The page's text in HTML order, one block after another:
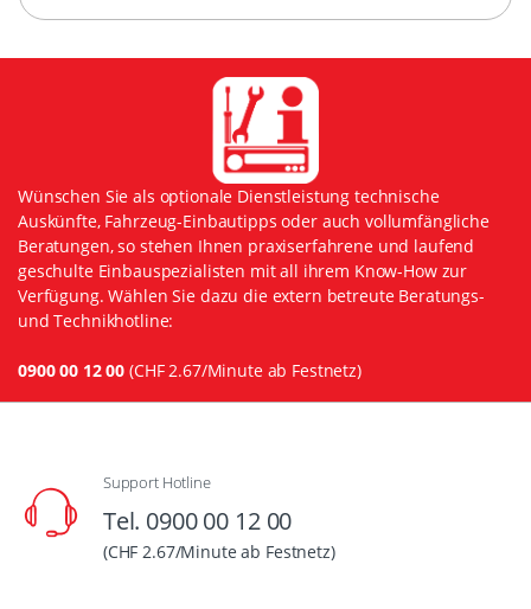
Wünschen Sie als optionale Dienstleistung technische
Auskünfte, Fahrzeug-Einbautipps oder auch vollumfängliche
Beratungen, so stehen Ihnen praxiserfahrene und laufend
geschulte Einbauspezialisten mit all ihrem Know-How zur
Verfügung. Wählen Sie dazu die extern betreute Beratungs-
und Technikhotline:
0900 00 12 00 (CHF 2.67/Minute ab Festnetz)
Support Hotline
Tel. 0900 00 12 00
(CHF 2.67/Minute ab Festnetz)